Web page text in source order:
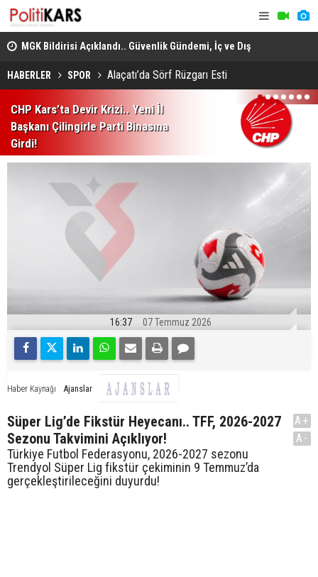
MGK Bildirisi Açıklandı.. Güvenlik Gündemi, İç ve Dış
Politika Başlıkları Değerlendirildi!
HABERLER SPOR Alaçatı’da Sörf Rüzgarı Esti
CHP Kars’ta Devir Krizi.. Yeni İl
Başkanı Çilingirle Parti Binasına
Girdi!
1 2 3 4 5 6 7
16:37 07 Temmuz 2026
Haber Kaynağı Ajanslar
Süper Lig’de Fikstür Heyecanı.. TFF, 2026-2027
Sezonu Takvimini Açıklıyor!
Türkiye Futbol Federasyonu, 2026-2027 sezonu
Trendyol Süper Lig fikstür çekiminin 9 Temmuz’da
gerçekleştirileceğini duyurdu!
A+
A-